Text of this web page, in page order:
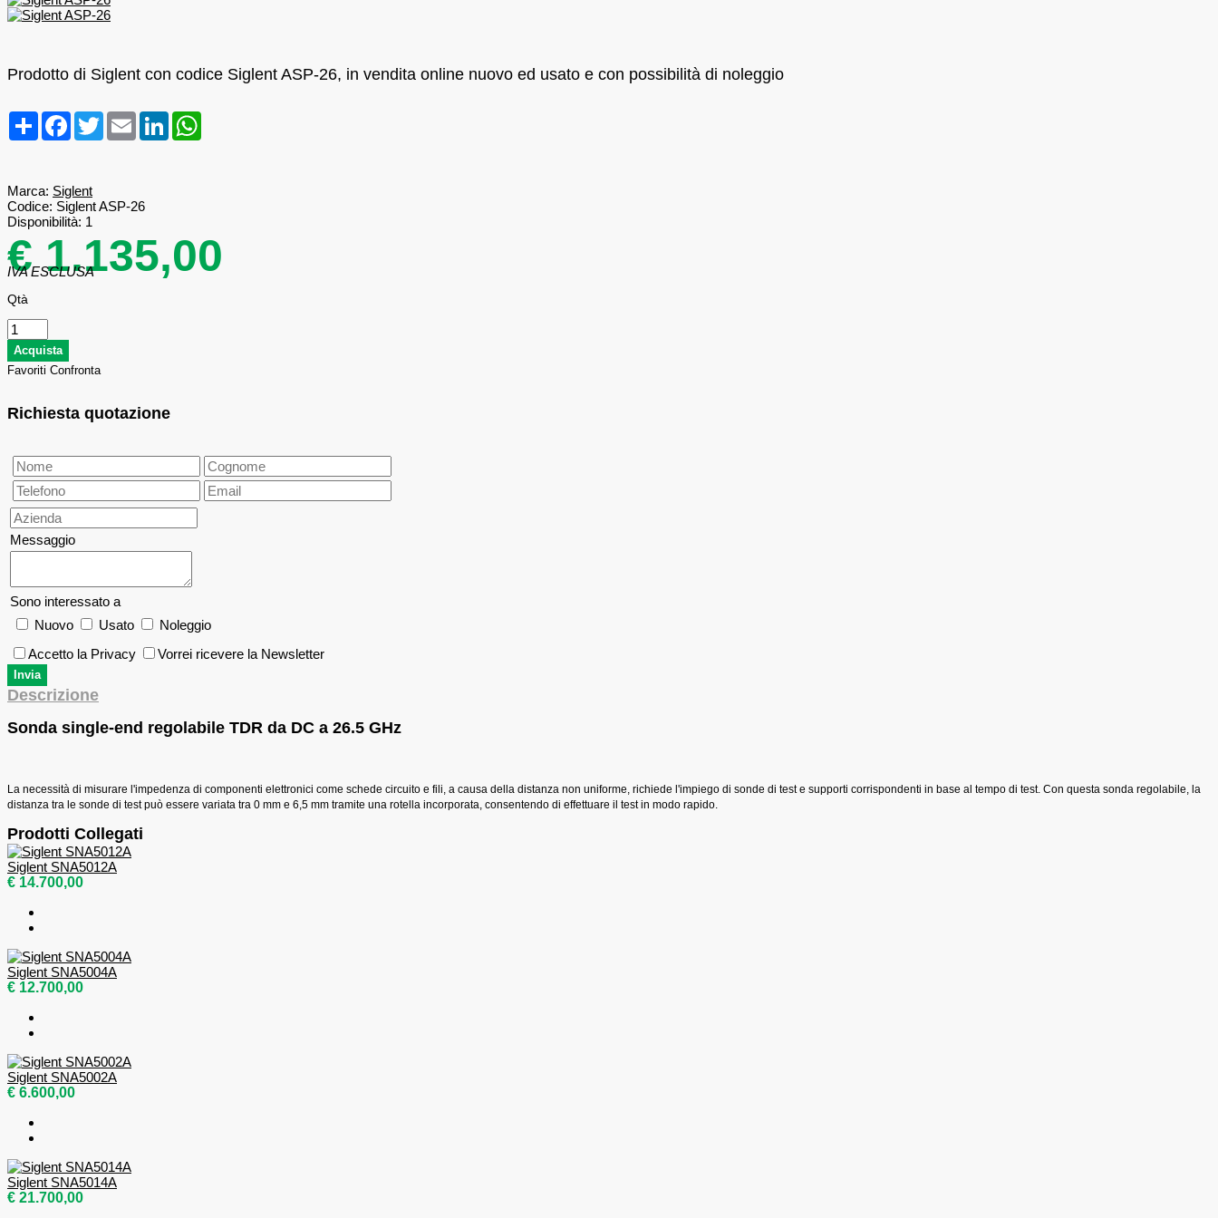
Prodotto di Siglent con codice Siglent ASP-26, in vendita online nuovo ed usato e con possibilità di noleggio
CondividiFacebook
TwitterEmail LinkedIn
Marca: Siglent
Codice: Siglent ASP-26
Disponibilità: 1
€ 1.135,00
IVA ESCLUSA
Qtà
Favoriti Confronta
Richiesta quotazione
Messaggio
Sono interessato a
Nuovo
Usato
Noleggio
Accetto la Privacy
Vorrei ricevere la Newsletter
Descrizione
Sonda single-end regolabile TDR da DC a 26.5 GHz
La necessità di misurare l'impedenza di componenti elettronici come schede circuito e fili, a causa della distanza non uniforme, richiede l'impiego di sonde di test e supporti corrispondenti in base al tempo di test. Con questa sonda regolabile, la
distanza tra le sonde di test può essere variata tra 0 mm e 6,5 mm tramite una rotella incorporata, consentendo di effettuare il test in modo rapido.
Prodotti Collegati
Siglent SNA5012A
€ 14.700,00
Siglent SNA5004A
€ 12.700,00
Siglent SNA5002A
€ 6.600,00
Siglent SNA5014A
€ 21.700,00